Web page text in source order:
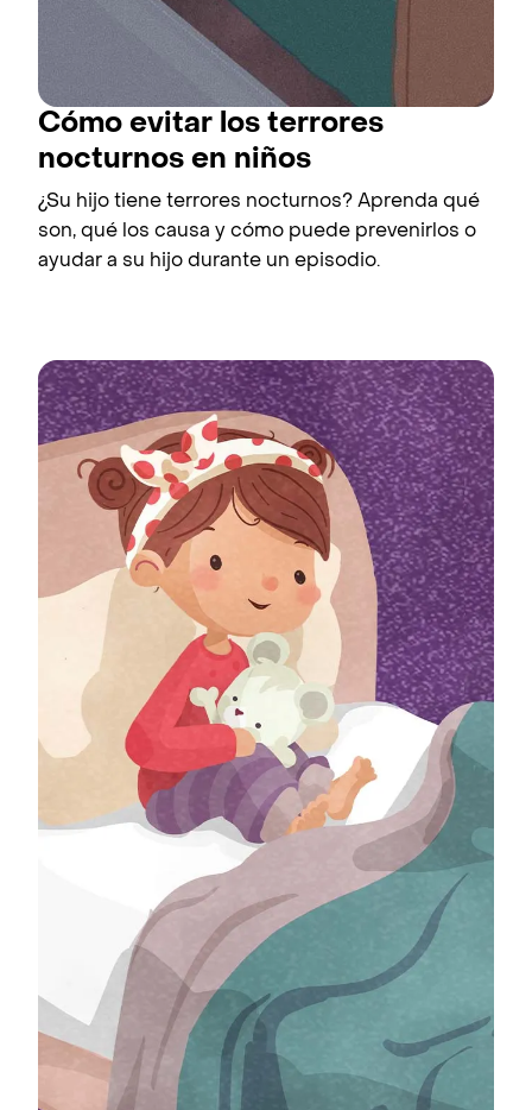
Cómo evitar los terrores
nocturnos en niños
¿Su hijo tiene terrores nocturnos? Aprenda qué
son, qué los causa y cómo puede prevenirlos o
ayudar a su hijo durante un episodio.